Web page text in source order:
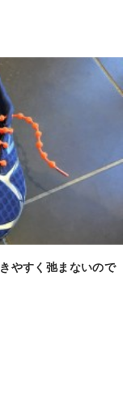
やすく弛まないので